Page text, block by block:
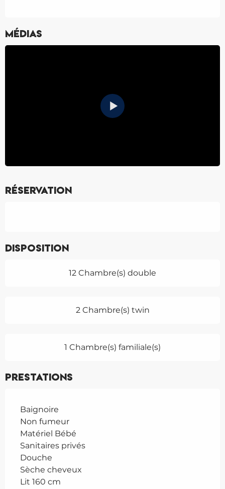
Médias
Réservation
Disposition
12 Chambre(s) double
2 Chambre(s) twin
1 Chambre(s) familiale(s)
Prestations
Baignoire
Non fumeur
Matériel Bébé
Sanitaires privés
Douche
Sèche cheveux
Lit 160 cm